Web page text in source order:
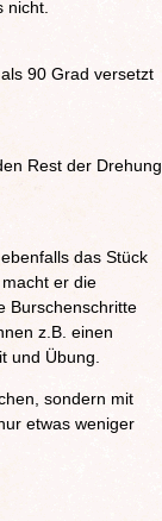
nicht.
90 Grad versetzt
Rest der Drehung
das Stück
er die
Burschenschritte
z.B. einen
und Übung.
sondern mit
etwas weniger